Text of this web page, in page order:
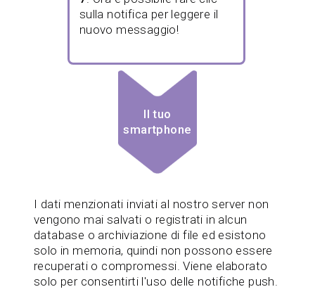
Il tuo
smartphone
sulla notifica per leggere il
nuovo messaggio!
I dati menzionati inviati al nostro server non
vengono mai salvati o registrati in alcun
database o archiviazione di file ed esistono
solo in memoria, quindi non possono essere
recuperati o compromessi. Viene elaborato
solo per consentirti l'uso delle notifiche push.